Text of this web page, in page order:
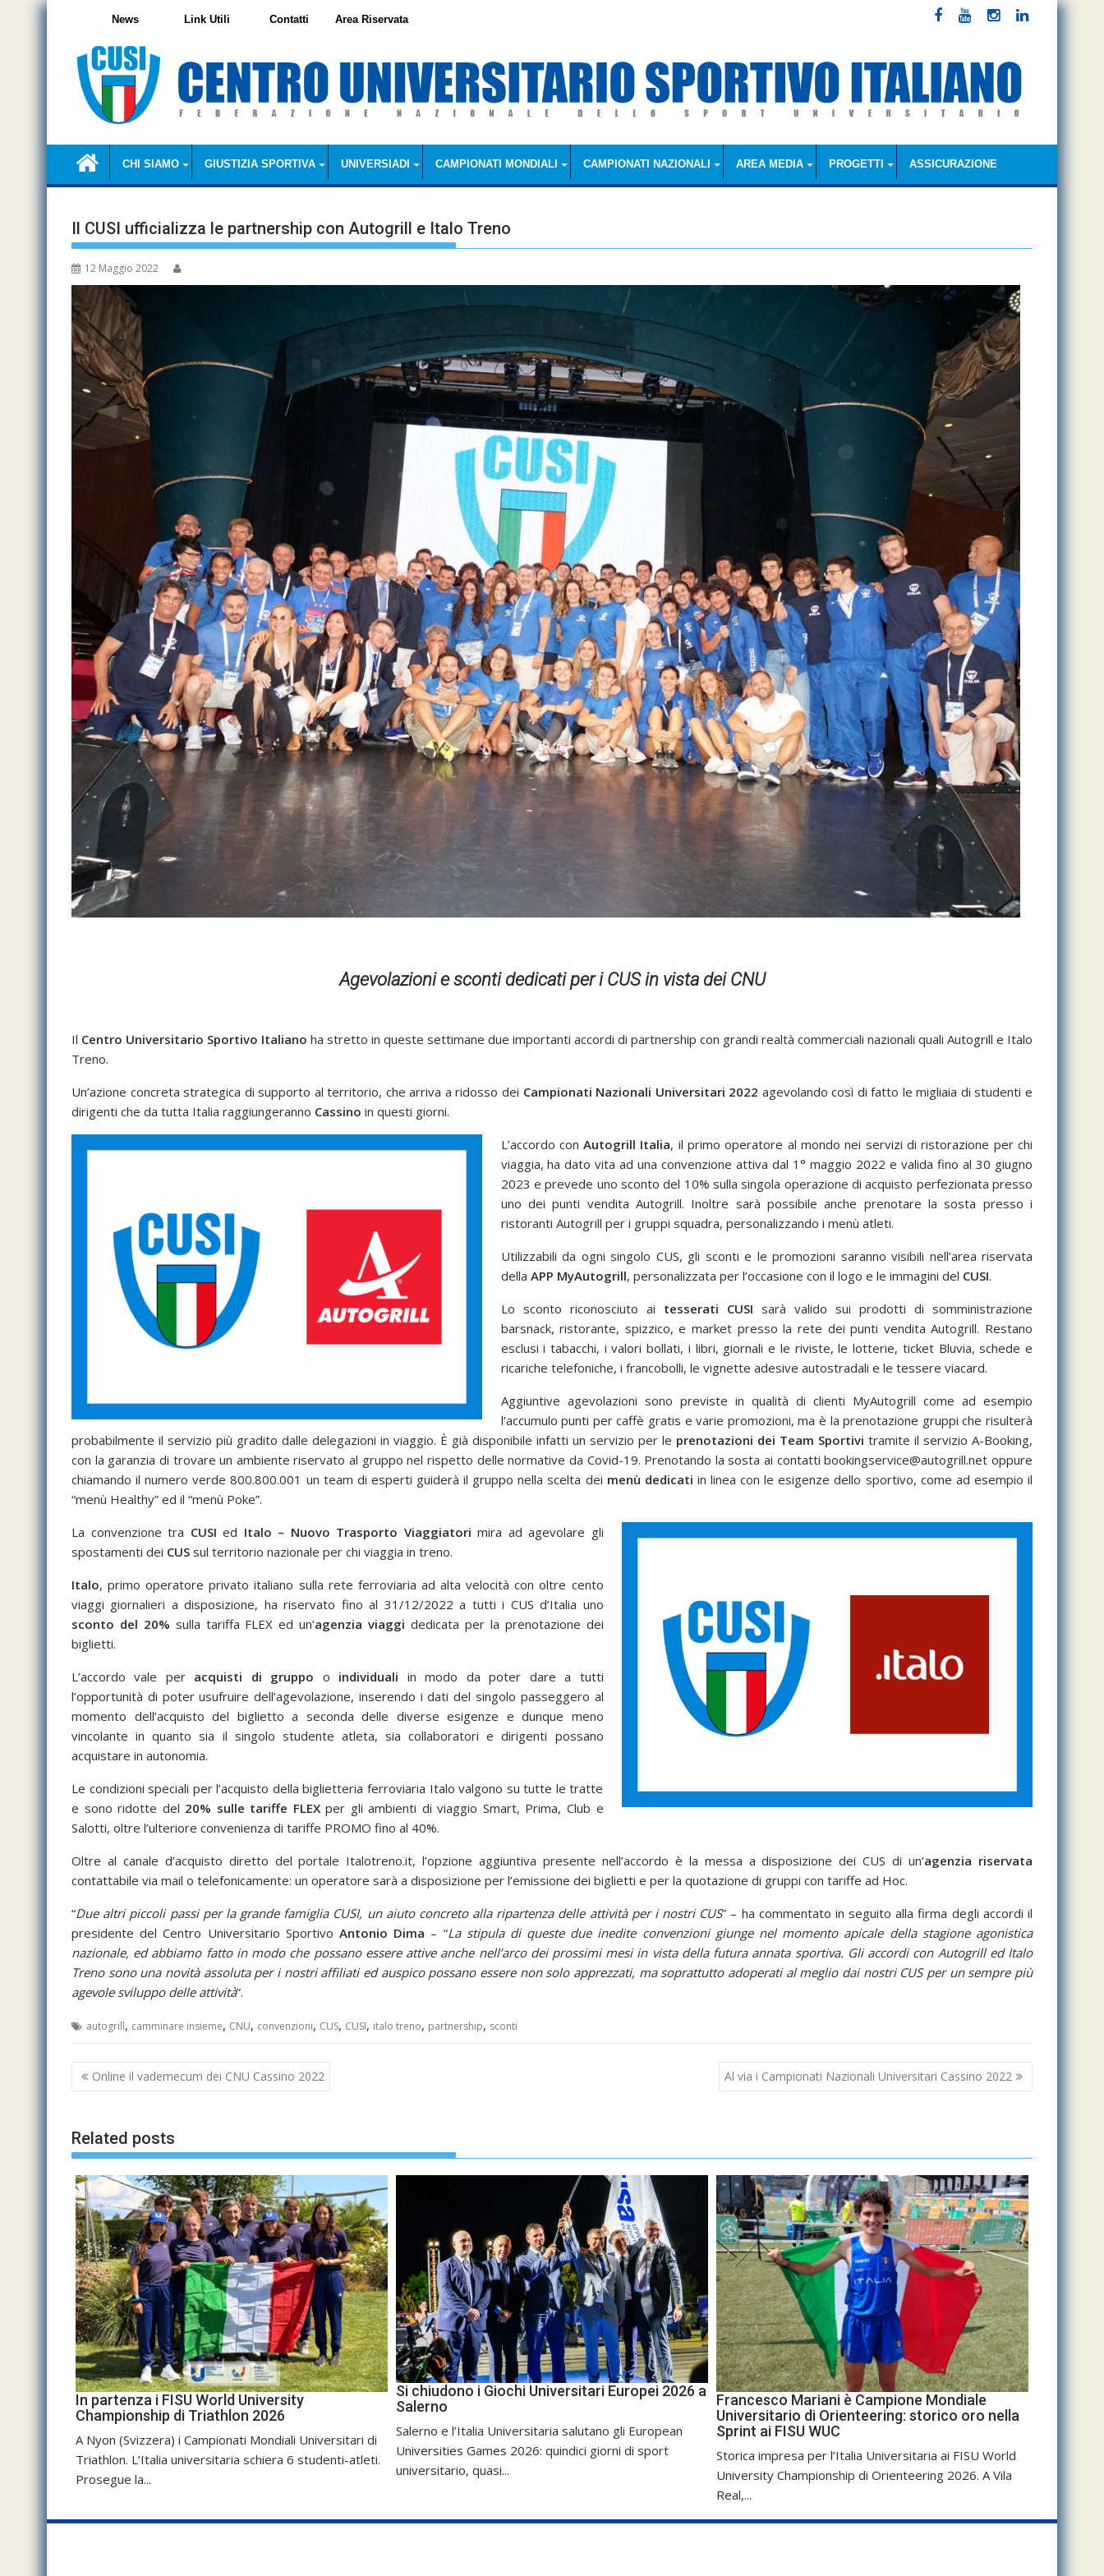
Skip
CHI SIAMO GIUSTIZIA SPORTIVA UNIVERSIADI CAMPIONATI MONDIALI CAMPIONATI NAZIONALI AREA MEDIA PROGETTI ASSICURAZIONE
News Link Utili Contatti Area Riservata
Il CUSI ufficializza le partnership con Autogrill e Italo Treno
12 Maggio 2022
Agevolazioni e sconti dedicati per i CUS in vista dei CNU
Il Centro Universitario Sportivo Italiano ha stretto in queste settimane due importanti accordi di partnership con grandi realtà commerciali nazionali quali Autogrill e Italo
Treno.
Un’azione concreta strategica di supporto al territorio, che arriva a ridosso dei Campionati Nazionali Universitari 2022 agevolando così di fatto le migliaia di studenti e
dirigenti che da tutta Italia raggiungeranno Cassino in questi giorni.
L’accordo conAutogrill Italia, il primo operatore al mondo nei servizi di ristorazione per chi
viaggia, ha dato vita ad una convenzione attiva dal 1° maggio 2022 e valida fino al 30 giugno
2023 e prevede uno sconto del 10% sulla singola operazione di acquisto perfezionata presso
uno dei punti vendita Autogrill. Inoltre sarà possibile anche prenotare la sosta presso i
ristoranti Autogrill per i gruppi squadra, personalizzando i menù atleti.
Utilizzabili da ogni singolo CUS, gli sconti e le promozioni saranno visibili nell’area riservata
della APP MyAutogrill, personalizzata per l’occasione con il logo e le immagini del CUSI.
Lo sconto riconosciuto ai tesserati CUSI sarà valido sui prodotti di somministrazione
barsnack, ristorante, spizzico, e market presso la rete dei punti vendita Autogrill. Restano
esclusi i tabacchi, i valori bollati, i libri, giornali e le riviste, le lotterie, ticket Bluvia, schede e
ricariche telefoniche, i francobolli, le vignette adesive autostradali e le tessere viacard.
Aggiuntive agevolazioni sono previste in qualità di clienti MyAutogrill come ad esempio
l’accumulo punti per caffè gratis e varie promozioni, ma è la prenotazione gruppi che risulterà
probabilmente il servizio più gradito dalle delegazioni in viaggio. È già disponibile infatti un servizio per le prenotazioni dei Team Sportivi tramite il servizio A-Booking,
con la garanzia di trovare un ambiente riservato al gruppo nel rispetto delle normative da Covid-19. Prenotando la sosta ai contattibookingservice@autogrill.net oppure
chiamando il numero verde 800.800.001 un team di esperti guiderà il gruppo nella scelta dei menù dedicati in linea con le esigenze dello sportivo, come ad esempio il
“menù Healthy” ed il “menù Poke”.
La convenzione tra CUSI ed Italo – Nuovo Trasporto Viaggiatori mira ad agevolare gli
spostamenti dei CUS sul territorio nazionale per chi viaggia in treno.
Italo, primo operatore privato italiano sulla rete ferroviaria ad alta velocità con oltre cento
viaggi giornalieri a disposizione, ha riservato fino al 31/12/2022 a tutti i CUS d’Italia uno
sconto del 20% sulla tariffa FLEX ed un’agenzia viaggi dedicata per la prenotazione dei
biglietti.
L’accordo vale per acquisti di gruppo o individuali in modo da poter dare a tutti
l’opportunità di poter usufruire dell’agevolazione, inserendo i dati del singolo passeggero al
momento dell’acquisto del biglietto a seconda delle diverse esigenze e dunque meno
vincolante in quanto sia il singolo studente atleta, sia collaboratori e dirigenti possano
acquistare in autonomia.
Le condizioni speciali per l’acquisto della biglietteria ferroviaria Italo valgono su tutte le tratte
e sono ridotte del 20% sulle tariffe FLEXper gli ambienti di viaggio Smart, Prima, Club e
Salotti, oltre l’ulteriore convenienza di tariffe PROMO fino al 40%.
Oltre al canale d’acquisto diretto del portale Italotreno.it, l’opzione aggiuntiva presente nell’accordo è la messa a disposizione dei CUS di un’agenzia riservata
contattabile via mail o telefonicamente: un operatore sarà a disposizione per l’emissione dei biglietti e per la quotazione di gruppi con tariffe ad Hoc.
“Due altri piccoli passi per la grande famiglia CUSI, un aiuto concreto alla ripartenza delle attività per i nostri CUS” – ha commentato in seguito alla firma degli accordi il
presidente del Centro Universitario Sportivo Antonio Dima – “La stipula di queste due inedite convenzioni giunge nel momento apicale della stagione agonistica
nazionale, ed abbiamo fatto in modo che possano essere attive anche nell’arco dei prossimi mesi in vista della futura annata sportiva. Gli accordi con Autogrill ed Italo
Treno sono una novità assoluta per i nostri affiliati ed auspico possano essere non solo apprezzati, ma soprattutto adoperati al meglio dai nostri CUS per un sempre più
agevole sviluppo delle attività”.
autogrill, camminare insieme, CNU, convenzioni, CUS, CUSI, italo treno, partnership, sconti
Navigazione
articoli
Online il vademecum dei CNU Cassino 2022 Al via i Campionati Nazionali Universitari Cassino 2022
Related posts
In partenza i FISU World University
Championship di Triathlon 2026
A Nyon (Svizzera) i Campionati Mondiali Universitari di
Triathlon. L’Italia universitaria schiera 6 studenti-atleti.
Prosegue la...
Si chiudono i Giochi Universitari Europei 2026 a
Salerno
Salerno e l’Italia Universitaria salutano gli European
Universities Games 2026: quindici giorni di sport
universitario, quasi...
Francesco Mariani è Campione Mondiale
Universitario di Orienteering: storico oro nella
Sprint ai FISU WUC
Storica impresa per l’Italia Universitaria ai FISU World
University Championship di Orienteering 2026. A Vila
Real,...